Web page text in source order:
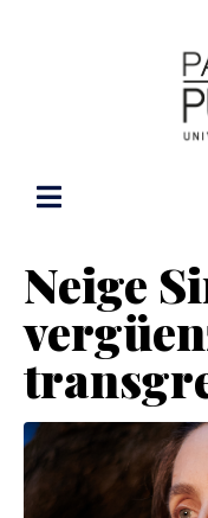
Neige